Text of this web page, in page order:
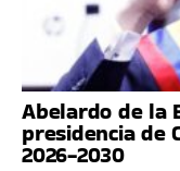
Abelardo de la
presidencia de
2026-2030